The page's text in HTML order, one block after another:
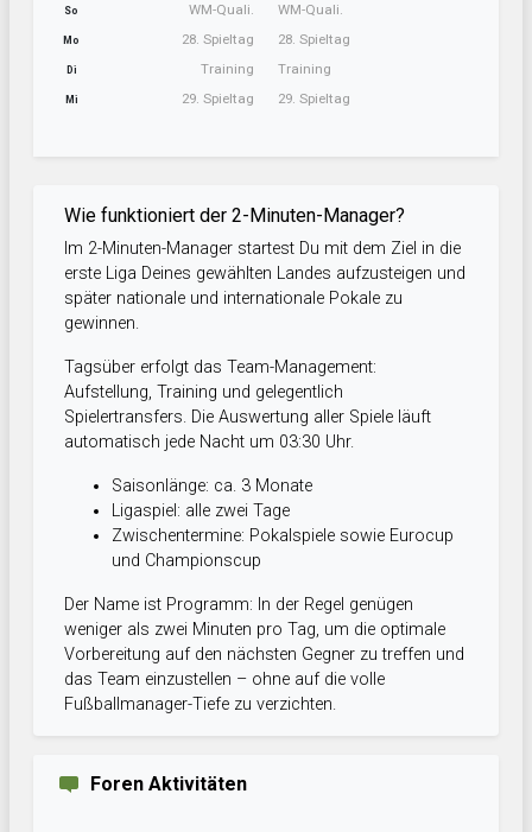
So WM-Quali.
Mo 28. Spieltag
Di Training
Mi 29. Spieltag
WM-Quali.
28. Spieltag
Training
29. Spieltag
Wie funktioniert der 2-Minuten-Manager?
Im 2-Minuten-Manager startest Du mit dem Ziel in die
erste Liga Deines gewählten Landes aufzusteigen und
später nationale und internationale Pokale zu
gewinnen.
Tagsüber erfolgt das Team-Management:
Aufstellung, Training und gelegentlich
Spielertransfers. Die Auswertung aller Spiele läuft
automatisch jede Nacht um 03:30 Uhr.
Saisonlänge: ca. 3 Monate
Ligaspiel: alle zwei Tage
Zwischentermine: Pokalspiele sowie Eurocup
und Championscup
Der Name ist Programm: In der Regel genügen
weniger als zwei Minuten pro Tag, um die optimale
Vorbereitung auf den nächsten Gegner zu treffen und
das Team einzustellen – ohne auf die volle
Fußballmanager-Tiefe zu verzichten.
Foren Aktivitäten